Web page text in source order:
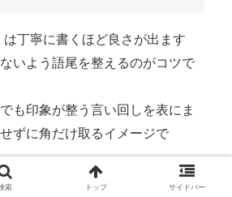
は丁寧に書くほど良さが出ます
いよう語尾を整えるのがコツで
も印象が整う言い回しを表にま
ずに角だけ取るイメージで
索 トップ サイドバー